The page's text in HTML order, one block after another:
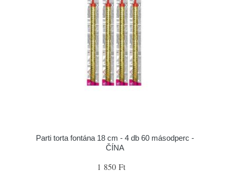
Parti torta fontána 18 cm - 4 db 60 másodperc -
ČÍNA
1 850 Ft